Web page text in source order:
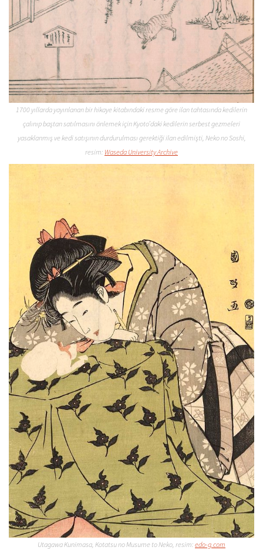
1700 yıllarda yayınlanan bir hikaye kitabındaki resme göre ilan tahtasında kedilerin
çalınıp baştan satılmasını önlemek için Kyoto’daki kedilerin serbest gezmeleri
yasaklanmış ve kedi satışının durdurulması gerektiği ilan edilmişti, Neko no Soshi,
resim: Waseda University Archive
Utagawa Kunimasa, Kotatsu no Musume to Neko, resim: edo-g.com